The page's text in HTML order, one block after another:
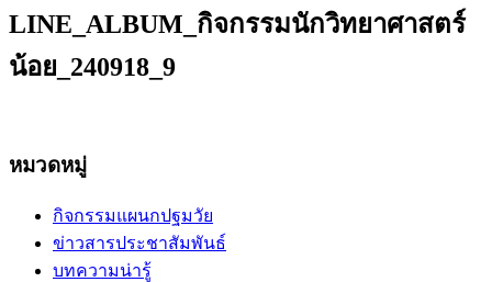
LINE_ALBUM_กิจกรรมนักวิทยาศาสตร์
น้อย_240918_9
หมวดหมู่
กิจกรรมแผนกปฐมวัย
ข่าวสารประชาสัมพันธ์
บทความน่ารู้